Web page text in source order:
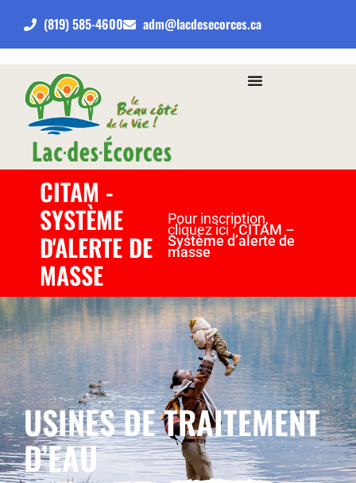
(819) 585-4600 adm@lacdesecorces.ca
CITAM -
SYSTÈME
D'ALERTE DE
MASSE
Pour inscription,
cliquez ici :CITAM –
Système d’alerte de
masse
USINES DE TRAITEMENT
D’EAU